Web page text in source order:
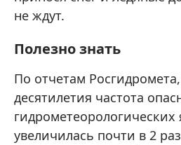
не ждут.
Полезно знать
По отчетам
десятилетия частота
гидрометеорологических
увеличилась почти в 2